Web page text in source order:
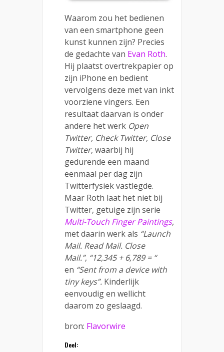
Waarom zou het bedienen
van een smartphone geen
kunst kunnen zijn? Precies
de gedachte van Evan Roth.
Hij plaatst overtrekpapier op
zijn iPhone en bedient
vervolgens deze met van inkt
voorziene vingers. Een
resultaat daarvan is onder
andere het werk Open
Twitter, Check Twitter, Close
Twitter, waarbij hij
gedurende een maand
eenmaal per dag zijn
Twitterfysiek vastlegde.
Maar Roth laat het niet bij
Twitter, getuige zijn serie
Multi-Touch Finger Paintings,
met daarin werk als “Launch
Mail. Read Mail. Close
Mail.”, “12,345 + 6,789 = “
en “Sent from a device with
tiny keys”. Kinderlijk
eenvoudig en wellicht
daarom zo geslaagd.
bron: Flavorwire
Deel: